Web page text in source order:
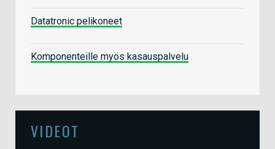
Datatronic pelikoneet
Komponenteille myös kasauspalvelu
VIDEOT